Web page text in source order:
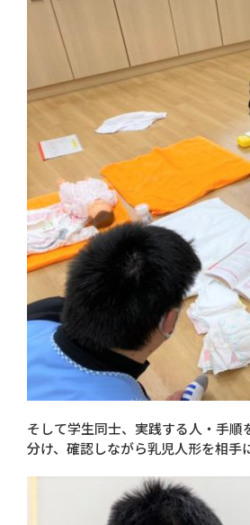
そして学生同士、実践する人・手順
分け、確認しながら乳児人形を相手